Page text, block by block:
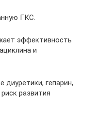
ГКС.
эффективность
и
диуретики, гепарин,
развития